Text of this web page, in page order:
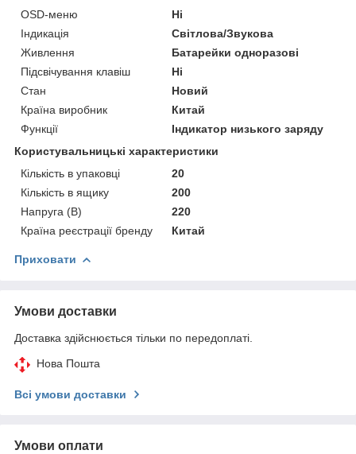
OSD-меню
Ні
Індикація
Світлова/Звукова
Живлення
Батарейки одноразові
Підсвічування клавіш
Ні
Стан
Новий
Країна виробник
Китай
Функції
Індикатор низького заряду
Користувальницькі характеристики
Кількість в упаковці
20
Кількість в ящику
200
Напруга (В)
220
Країна реєстрації бренду
Китай
Приховати
Умови доставки
Доставка здійснюється тільки по передоплаті.
Нова Пошта
Всі умови доставки
Умови оплати